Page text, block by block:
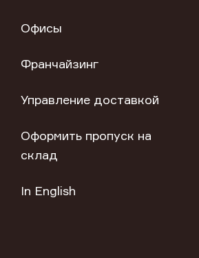
Офисы
Франчайзинг
Управление доставкой
Оформить пропуск на
склад
In English